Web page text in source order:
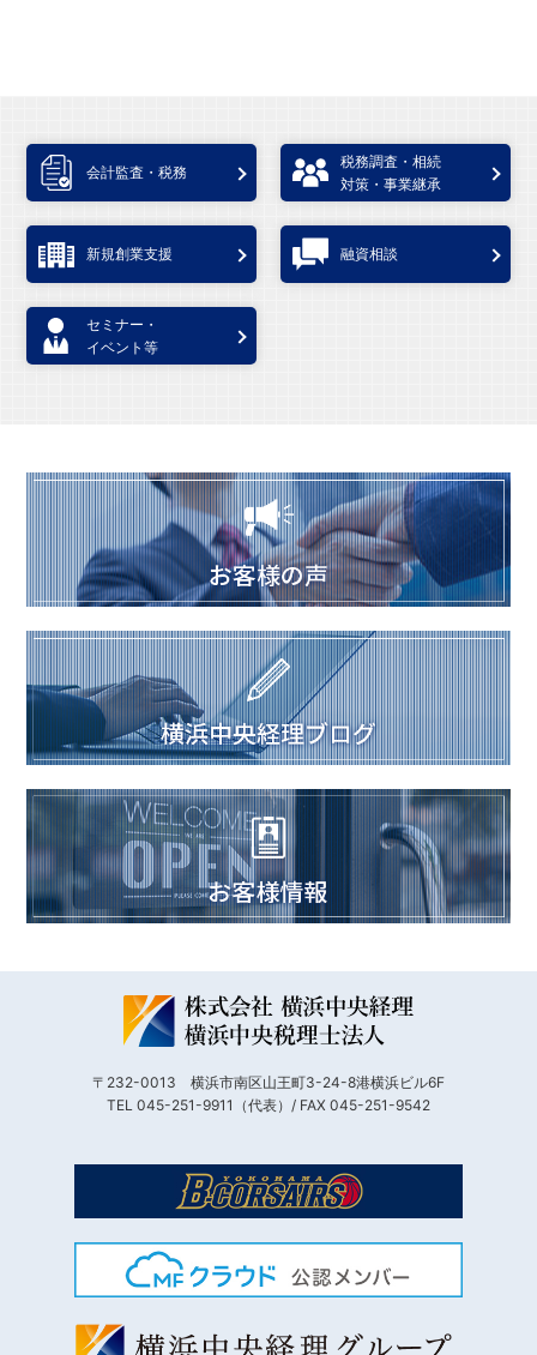
会計監査・税務
税務調査・相続
対策・事業継承
新規創業支援 融資相談
セミナー・
イベント等
〒232-0013 横浜市南区山王町3-24-8港横浜ビル6F
TEL 045-251-9911（代表）/ FAX 045-251-9542